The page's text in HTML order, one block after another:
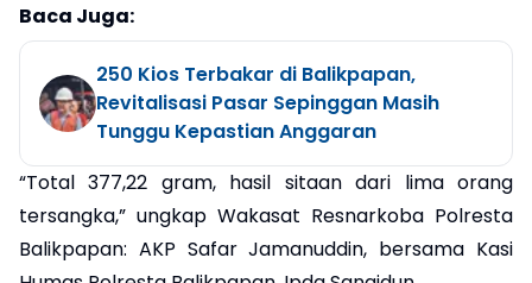
Baca Juga:
250 Kios Terbakar di Balikpapan,
Revitalisasi Pasar Sepinggan Masih
Tunggu Kepastian Anggaran
“Total 377,22 gram, hasil sitaan dari lima orang
tersangka,” ungkap Wakasat Resnarkoba Polresta
Balikpapan: AKP Safar Jamanuddin, bersama Kasi